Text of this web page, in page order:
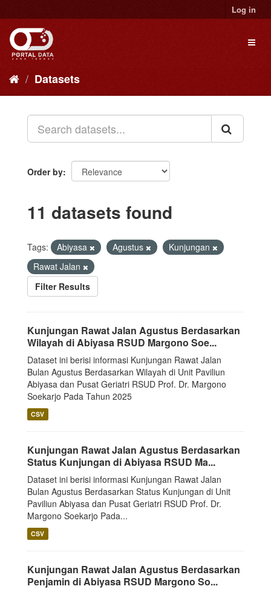
to
content
Log in
Datasets
Order by
11 datasets found
Tags: Abiyasa Agustus
Kunjungan
Rawat Jalan
Filter Results
Kunjungan Rawat Jalan Agustus Berdasarkan
Wilayah di Abiyasa RSUD Margono Soe...
Dataset ini berisi informasi Kunjungan Rawat Jalan
Bulan Agustus Berdasarkan Wilayah di Unit Paviliun
Abiyasa dan Pusat Geriatri RSUD Prof. Dr. Margono
Soekarjo Pada Tahun 2025
CSV
Kunjungan Rawat Jalan Agustus Berdasarkan
Status Kunjungan di Abiyasa RSUD Ma...
Dataset ini berisi informasi Kunjungan Rawat Jalan
Bulan Agustus Berdasarkan Status Kunjungan di Unit
Paviliun Abiyasa dan Pusat Geriatri RSUD Prof. Dr.
Margono Soekarjo Pada...
CSV
Kunjungan Rawat Jalan Agustus Berdasarkan
Penjamin di Abiyasa RSUD Margono So...